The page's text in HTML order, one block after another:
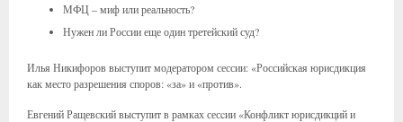
МФЦ – миф или реальность?
Нужен ли России еще один третейский суд?
Илья Никифоров выступит модератором сессии: «Российская юрисдикция
как место разрешения споров: «за» и «против».
Евгений Ращевский выступит в рамках сесcии «Конфликт юрисдикций и